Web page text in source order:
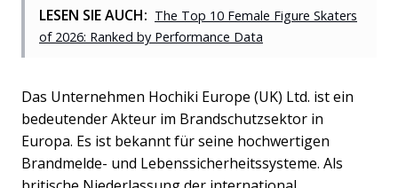
LESEN SIE AUCH: The Top 10 Female Figure Skaters
of 2026: Ranked by Performance Data
Das Unternehmen Hochiki Europe (UK) Ltd. ist ein
bedeutender Akteur im Brandschutzsektor in
Europa. Es ist bekannt für seine hochwertigen
Brandmelde- und Lebenssicherheitssysteme. Als